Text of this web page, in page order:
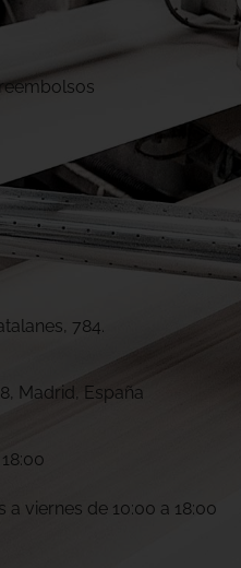
784.
Madrid, España
a viernes de 10:00 a 18:00